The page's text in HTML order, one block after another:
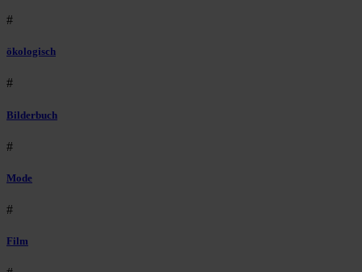
#
ökologisch
#
Bilderbuch
#
Mode
#
Film